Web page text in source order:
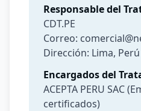
Responsable del
CDT.PE
Correo:
Dirección: Lima, Perú
Encargados del
ACEPTA PERU SAC
certificados)